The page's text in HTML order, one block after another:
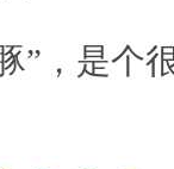
”，是个